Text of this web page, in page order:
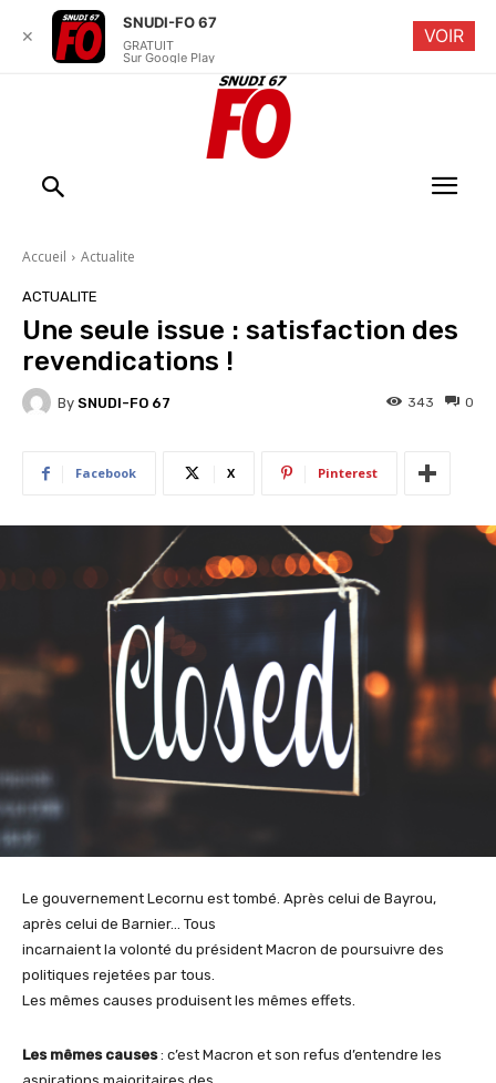
Accueil Actualite
ACTUALITE
Une seule issue : satisfaction des
revendications !
By SNUDI-FO 67 0
343
Facebook X Pinterest
Le gouvernement Lecornu est tombé. Après celui de Bayrou,
après celui de Barnier… Tous
incarnaient la volonté du président Macron de poursuivre des
politiques rejetées par tous.
Les mêmes causes produisent les mêmes effets.
Les mêmes causes: c’est Macron et son refus d’entendre les
✕
SNUDI-FO 67
GRATUIT
Sur Google Play
VOIR